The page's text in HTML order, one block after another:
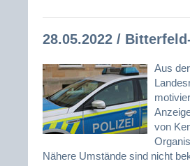
28.05.2022 /
Aus
von
Nähere Umstände sind nicht